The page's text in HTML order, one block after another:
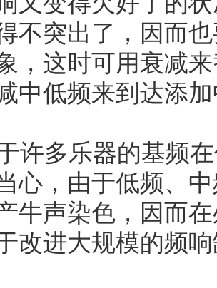
不突出了，因而
，这时可用衰减
中低频来到达添
多乐器的基频在
心，由于低频、
牛声染色，因而
改进大规模的频